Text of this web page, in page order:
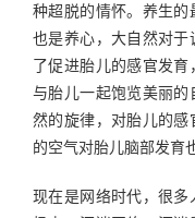
种超脱的情怀。养生
也是养心，大自然对
了促进胎儿的感官发
与胎儿一起饱览美丽的
然的旋律，对胎儿的
的空气对胎儿脑部发育
现在是网络时代，很